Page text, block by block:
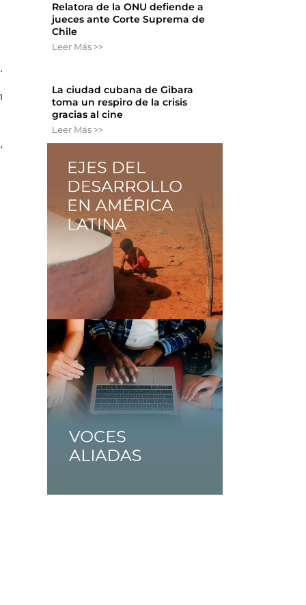
Relatora de la ONU defiende a
jueces ante Corte Suprema de
Chile
Leer Más >>
La ciudad cubana de Gibara
toma un respiro de la crisis
gracias al cine
Leer Más >>